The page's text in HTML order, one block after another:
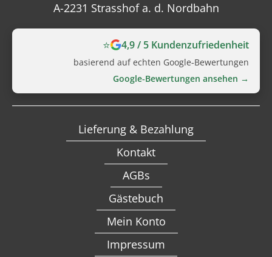
A-2231 Strasshof a. d. Nordbahn
⭐ 4,9 / 5 Kundenzufriedenheit
basierend auf echten Google‑Bewertungen
Google‑Bewertungen ansehen →
Lieferung & Bezahlung
Kontakt
AGBs
Gästebuch
Mein Konto
Impressum